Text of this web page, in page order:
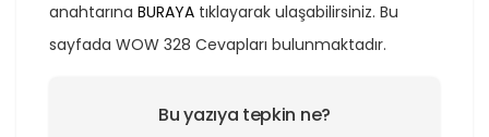
anahtarına BURAYA tıklayarak ulaşabilirsiniz. Bu
sayfada WOW 328 Cevapları bulunmaktadır.
Bu yazıya tepkin ne?